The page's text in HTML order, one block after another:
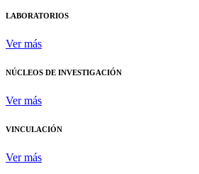
LABORATORIOS
Ver más
NÚCLEOS DE INVESTIGACIÓN
Ver más
VINCULACIÓN
Ver más